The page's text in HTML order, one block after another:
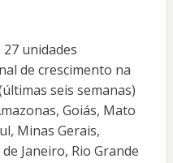
27 unidades
de crescimento na
seis semanas)
Goiás, Mato
Minas Gerais,
Janeiro, Rio Grande